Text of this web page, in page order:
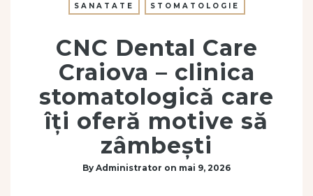
SANATATE STOMATOLOGIE
CNC Dental Care
Craiova – clinica
stomatologică care
îți oferă motive să
zâmbești
By Administrator on mai 9, 2026